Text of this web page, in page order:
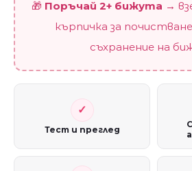
/
винт)
quantity
🎁 Поръчай 2+ бижута →
кърпичка за
съхранение на
Тест и преглед